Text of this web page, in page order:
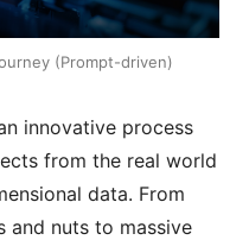
(Prompt-driven)
innovative process
from the real world
data. From
and nuts to massive